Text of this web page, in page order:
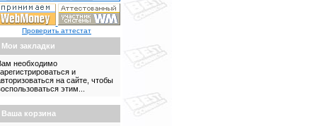
Проверить аттестат
Мои закладки
необходимо
и
на сайте, чтобы
этим...
Ваша корзина